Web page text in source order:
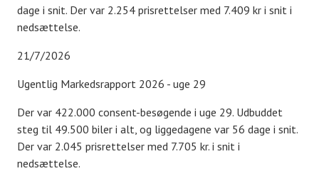
dage i snit. Der var 2.254 prisrettelser med 7.409 kr i snit i
nedsættelse.
21/7/2026
Ugentlig Markedsrapport 2026 - uge 29
Der var 422.000 consent-besøgende i uge 29. Udbuddet
steg til 49.500 biler i alt, og liggedagene var 56 dage i snit.
Der var 2.045 prisrettelser med 7.705 kr. i snit i
nedsættelse.